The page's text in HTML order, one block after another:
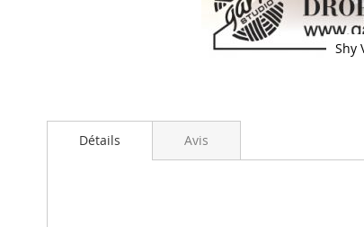
Shy
beginning
Détails Avis